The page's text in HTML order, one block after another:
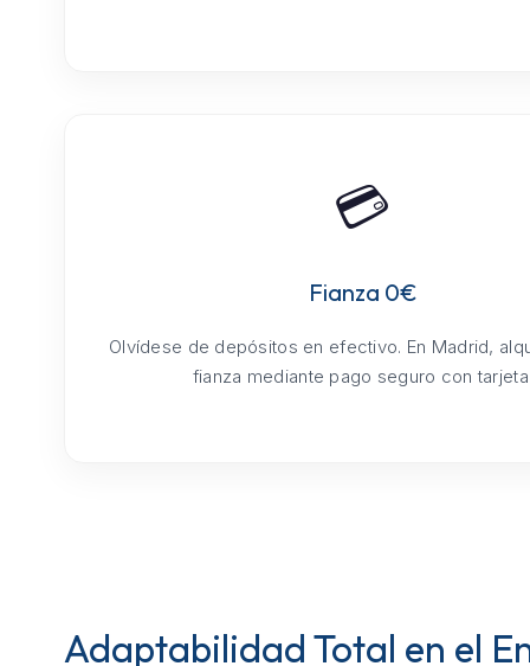
💳
Fianza 0€
Olvídese de depósitos en efectivo. En Madrid,
fianza mediante pago seguro con
Adaptabilidad Total en el